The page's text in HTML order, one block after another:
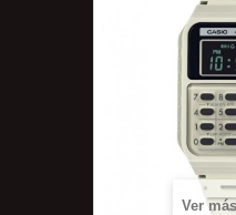
Ver